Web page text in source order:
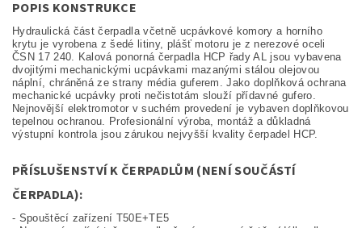
POPIS KONSTRUKCE
Hydraulická část čerpadla včetně ucpávkové komory a horního
krytu je vyrobena z šedé litiny, plášť motoru je z nerezové oceli
ČSN 17 240. Kalová ponorná čerpadla HCP řady AL jsou vybavena
dvojitými mechanickými ucpávkami mazanými stálou olejovou
náplní, chráněná ze strany média guferem. Jako doplňková ochrana
mechanické ucpávky proti nečistotám slouží přídavné gufero.
Nejnovější elektromotor v suchém provedení je vybaven doplňkovou
tepelnou ochranou. Profesionální výroba, montáž a důkladná
výstupní kontrola jsou zárukou nejvyšší kvality čerpadel HCP.
PŘÍSLUŠENSTVÍ K ČERPADLŮM (NENÍ SOUČÁSTÍ
ČERPADLA):
- Spouštěcí zařízení T50E+TE5